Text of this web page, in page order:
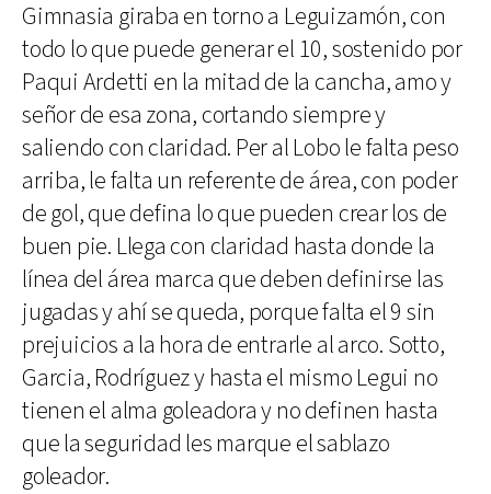
Gimnasia giraba en torno a Leguizamón, con
todo lo que puede generar el 10, sostenido por
Paqui Ardetti en la mitad de la cancha, amo y
señor de esa zona, cortando siempre y
saliendo con claridad. Per al Lobo le falta peso
arriba, le falta un referente de área, con poder
de gol, que defina lo que pueden crear los de
buen pie. Llega con claridad hasta donde la
línea del área marca que deben definirse las
jugadas y ahí se queda, porque falta el 9 sin
prejuicios a la hora de entrarle al arco. Sotto,
Garcia, Rodríguez y hasta el mismo Legui no
tienen el alma goleadora y no definen hasta
que la seguridad les marque el sablazo
goleador.